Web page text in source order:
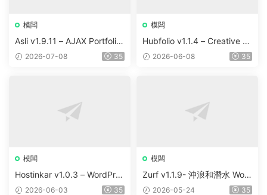
模闆
Asli v1.9.11 – AJAX Portfolio
Elementor WordPress Them
2026-07-08 35
模闆
Hubfolio v1.1.4 – Creative P
ortfolio & Digital Agency Wo
2026-06-08 35
模闆
Hostinkar v1.0.3 – WordPres
s & WHMCS 主題
2026-06-03 35
模闆
Zurf v1.1.9- 沖浪和潛水 Wor
dPress主題
2026-05-24 35